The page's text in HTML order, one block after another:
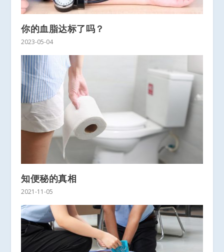
你的血脂达标了吗？
2023-05-04
知便秘的真相
2021-11-05